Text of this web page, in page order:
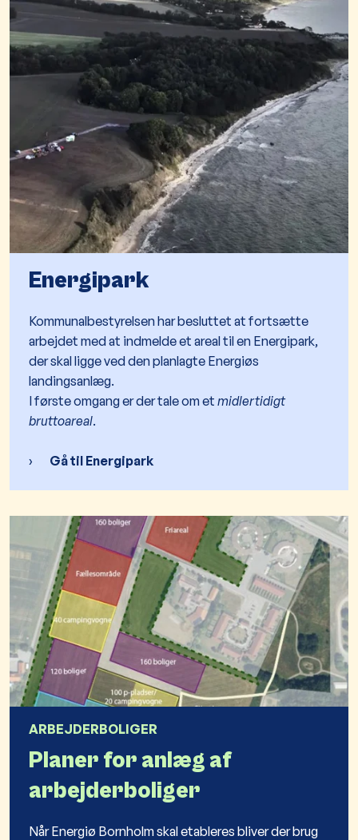
Energipark
Kommunalbestyrelsen har besluttet at fortsætte
arbejdet med at indmelde et areal til en Energipark,
der skal ligge ved den planlagte Energiøs
landingsanlæg.
I første omgang er der tale om et midlertidigt
bruttoareal.
Gå til Energipark
ARBEJDERBOLIGER
Planer for anlæg af
arbejderboliger
Når Energiø Bornholm skal etableres bliver der brug